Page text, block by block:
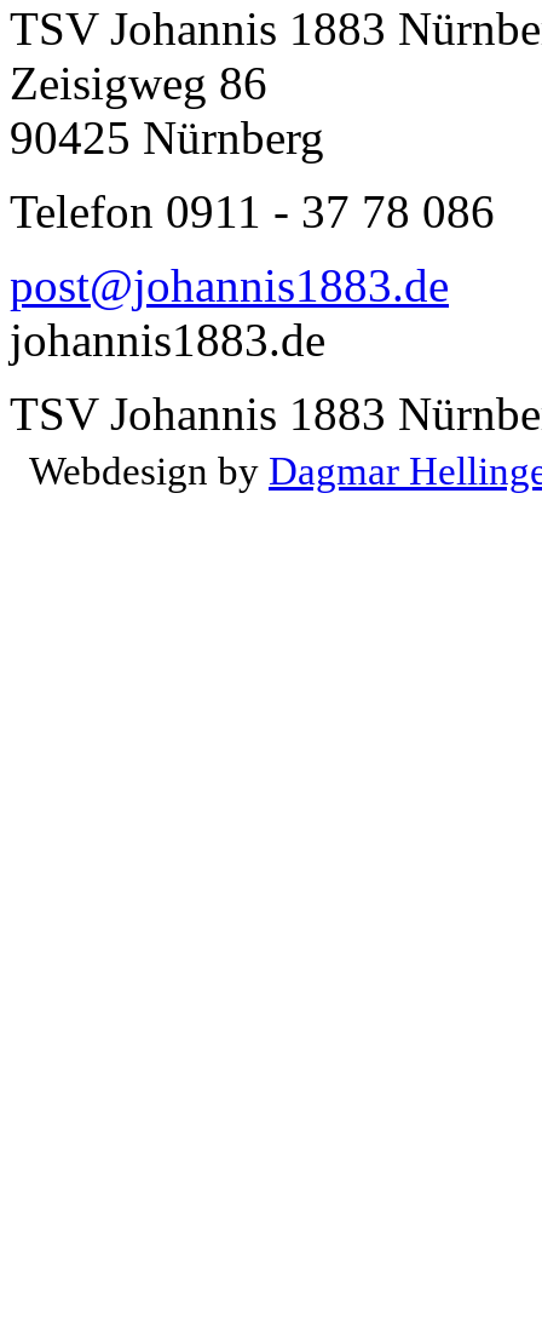
TSV Johannis 1883
Zeisigweg 86
90425 Nürnberg
Telefon 0911 - 37 78 086
post@johannis1883.de
johannis1883.de
TSV Johannis 1883
Webdesign by Dagmar